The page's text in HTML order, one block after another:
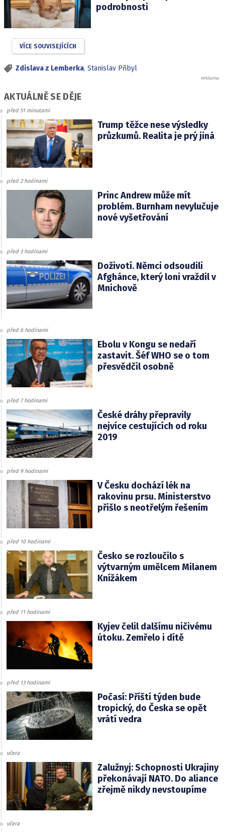
podrobnosti
VÍCE SOUVISEJÍCÍCH
Zdislava z Lemberka, Stanislav Přibyl
AKTUÁLNĚ SE DĚJE
před 51 minutami
Trump těžce nese výsledky
průzkumů. Realita je prý jiná
před 2 hodinami
Princ Andrew může mít
problém. Burnham nevylučuje
nové vyšetřování
před 3 hodinami
Doživotí. Němci odsoudili
Afghánce, který loni vraždil v
Mnichově
před 6 hodinami
Ebolu v Kongu se nedaří
zastavit. Šéf WHO se o tom
přesvědčil osobně
před 7 hodinami
České dráhy přepravily
nejvíce cestujících od roku
2019
před 9 hodinami
V Česku dochází lék na
rakovinu prsu. Ministerstvo
přišlo s neotřelým řešením
před 10 hodinami
Česko se rozloučilo s
výtvarným umělcem Milanem
Knížákem
před 11 hodinami
Kyjev čelil dalšímu ničivému
útoku. Zemřelo i dítě
před 13 hodinami
Počasí: Příští týden bude
tropický, do Česka se opět
vrátí vedra
včera
Zalužnyj: Schopnosti Ukrajiny
překonávají NATO. Do aliance
zřejmě nikdy nevstoupíme
včera